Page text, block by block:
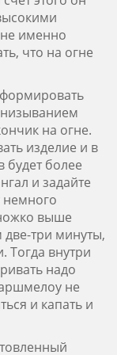
именно
что на огне
на огне.
изделие и в
более
и задайте
немного
выше
три минуты,
Тогда внутри
надо
не
и капать и